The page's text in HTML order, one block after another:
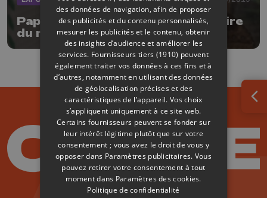
Papillons en liberté à l'Observatoire
du monde des plantes
des données de navigation, afin de proposer
des publicités et du contenu personnalisés,
mesurer les publicités et le contenu, obtenir
des insights d’audience et améliorer les
services. Fournisseurs tiers (1910) peuvent
également traiter vos données à ces fins et à
d’autres, notamment en utilisant des données
de géolocalisation précises et des
caractéristiques de l’appareil. Vos choix
s’appliquent uniquement à ce site web.
Certains fournisseurs peuvent se fonder sur
leur intérêt légitime plutôt que sur votre
consentement ; vous avez le droit de vous y
opposer dans Paramètres publicitaires. Vous
pouvez retirer votre consentement à tout
moment dans Paramètres des cookies.
Politique de confidentialité